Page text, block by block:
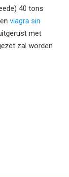
40 tons
viagra sin
met
zal worden